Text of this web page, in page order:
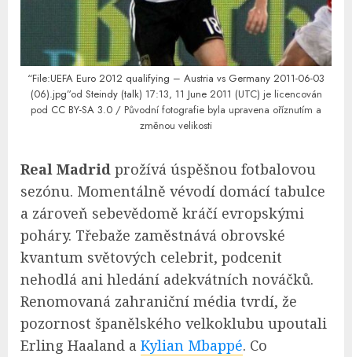
“File:UEFA Euro 2012 qualifying – Austria vs Germany 2011-06-03
(06).jpg”od Steindy (talk) 17:13, 11 June 2011 (UTC) je licencován
pod CC BY-SA 3.0 / Původní fotografie byla upravena oříznutím a
změnou velikosti
Real Madrid prožívá úspěšnou fotbalovou
sezónu. Momentálně vévodí domácí tabulce
a zároveň sebevědomě kráčí evropskými
poháry. Třebaže zaměstnává obrovské
kvantum světových celebrit, podcenit
nehodlá ani hledání adekvátních nováčků.
Renomovaná zahraniční média tvrdí, že
pozornost španělského velkoklubu upoutali
Erling Haaland a Kylian Mbappé. Co